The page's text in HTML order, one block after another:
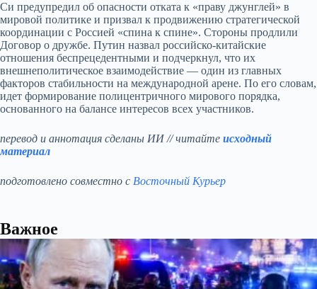
Си предупредил об опасности отката к «праву джунглей» в
мировой политике и призвал к продвижению стратегической
координации с Россией «спина к спине». Стороны продлили
Договор о дружбе. Путин назвал российско-китайские
отношения беспрецедентными и подчеркнул, что их
внешнеполитическое взаимодействие — один из главных
факторов стабильности на международной арене. По его словам,
идет формирование полицентричного мирового порядка,
основанного на балансе интересов всех участников.
перевод и аннотация сделаны ИИ // читайте исходный
материал
подготовлено совместно с Восточный Курьер
Важное